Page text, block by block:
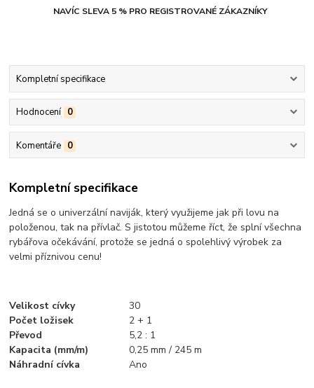
NAVÍC SLEVA 5 % PRO REGISTROVANÉ ZÁKAZNÍKY
Kompletní specifikace
Hodnocení 0
Komentáře 0
Kompletní specifikace
Jedná se o univerzální naviják, který využijeme jak při lovu na
položenou, tak na přívlač. S jistotou můžeme říct, že splní všechna
rybářova očekávání, protože se jedná o spolehlivý výrobek za
velmi příznivou cenu!
Velikost cívky
30
Počet ložisek
2 + 1
Převod
5,2 : 1
Kapacita (mm/m)
0,25 mm / 245 m
Náhradní cívka
Ano